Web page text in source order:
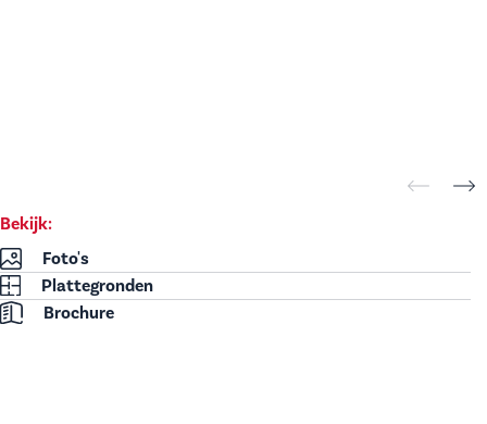
Bekijk:
Foto's
Plattegronden
Brochure